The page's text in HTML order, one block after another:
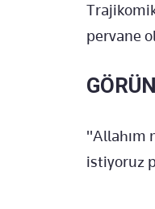
pervane
"Allahım
istiyoruz